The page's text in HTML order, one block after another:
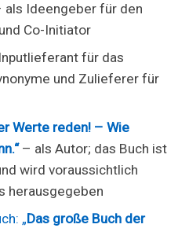
als Ideengeber für den
Co-Initiator
für das
und Zulieferer für
Werte reden! – Wie
– als Autor; das Buch ist
wird voraussichtlich
herausgegeben
„ Das große Buch der